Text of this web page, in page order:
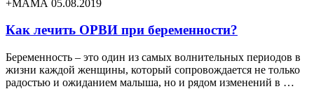
+МАМА 05.08.2019
Как лечить ОРВИ при беременности?
Беременность – это один из самых волнительных периодов в
жизни каждой женщины, который сопровождается не только
радостью и ожиданием малыша, но и рядом изменений в …